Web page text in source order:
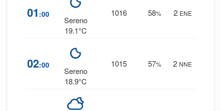
01 :00
Sereno
19.1°C
1016 58% 2 ENE
02:00
Sereno
18.9°C
1015 57% 2 NNE